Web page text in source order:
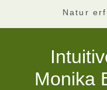
Natur
Monika